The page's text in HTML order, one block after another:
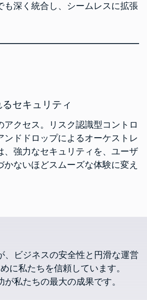
も深く統合し、シームレスに拡張
セキュリティ
アクセス。リスク認識型コントロ
ンドドロップによるオーケストレ
、強力なセキュリティを、ユーザ
かないほどスムーズな体験に変え
、ビジネスの安全性と円滑な運営
に私たちを信頼しています。
が私たちの最大の成果です。